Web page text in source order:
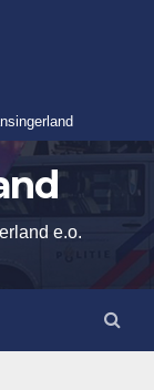
e.o.